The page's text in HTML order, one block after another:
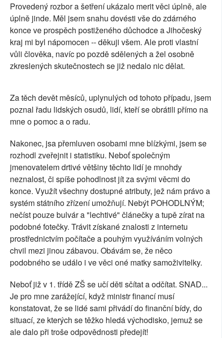
Provedený rozbor a šetření ukázalo merit věci úplně, ale
úplně jinde. Měl jsem snahu dovésti vše do zdárného
konce ve prospěch postiženého důchodce a Jihočeský
kraj mi byl nápomocen -- děkuji všem. Ale proti vlastní
vůli člověka, navíc po pozdě sdělených a žel osobně
zkreslených skutečnostech se již nedalo nic dělat.
Za těch devět měsíců, uplynulých od tohoto případu, jsem
poznal řadu lidských osudů, lidí, kteří se obrátili přímo na
mne o pomoc a o radu.
Nakonec, jsa přemluven osobami mne blízkými, jsem se
rozhodl zveřejnit i statistiku. Neboť společným
jmenovatelem drtivé většiny těchto lidí je mnohdy
neznalost, či spíše pohodlnost jít za svými věcmi do
konce. Využít všechny dostupné atributy, jež nám právo a
systém státního zřízení umožňují. Nebýt POHODLNÝM;
nečíst pouze bulvár a "lechtivé" článečky a tupě zírat na
podobné fotečky. Trávit získané znalosti z internetu
prostřednictvím počítače a pouhým využíváním volných
chvil mezi jinou zábavou. Obávám se, že něco
podobného se událo i ve věci oné matky samoživitelky.
Neboť již v 1. třídě ZŠ se učí děti sčítat a odčítat. SNAD...
Je pro mne zarážející, když ministr financí musí
konstatovat, že se lidé sami přivádí do finanční bídy, do
situací, ze kterých se těžko hledá východisko, jemuž se
ale dalo při troše odpovědnosti předejít!